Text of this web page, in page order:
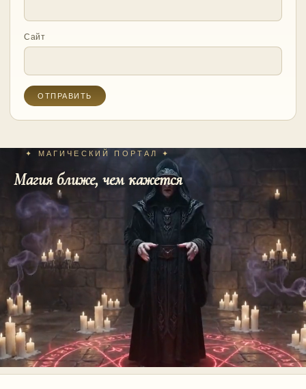
Сайт
✦ МАГИЧЕСКИЙ ПОРТАЛ ✦
Магия ближе, чем кажется